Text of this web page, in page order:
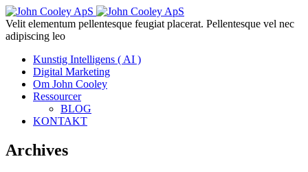
Velit elementum pellentesque feugiat placerat. Pellentesque vel nec
adipiscing leo
Kunstig Intelligens ( AI )
Digital Marketing
Om John Cooley
Ressourcer
BLOG
KONTAKT
Archives